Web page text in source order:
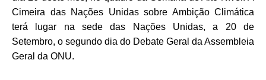
Cimeira das Nações Unidas sobre Ambição Climática
terá lugar na sede das Nações Unidas, a 20 de
Setembro, o segundo dia do Debate Geral da Assembleia
Geral da ONU.